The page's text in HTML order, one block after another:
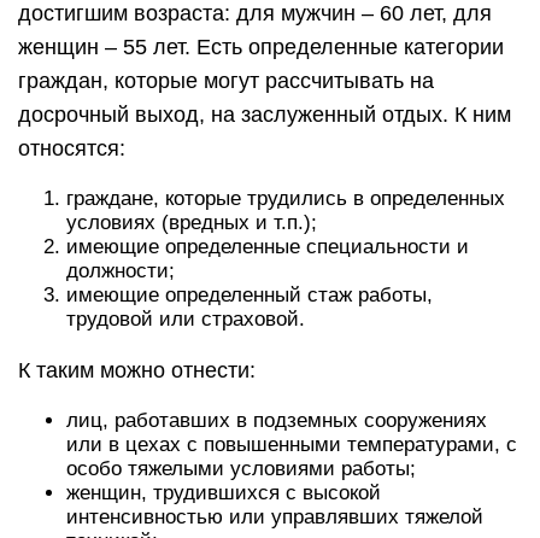
достигшим возраста: для мужчин – 60 лет, для
женщин – 55 лет. Есть определенные категории
граждан, которые могут рассчитывать на
досрочный выход, на заслуженный отдых. К ним
относятся:
граждане, которые трудились в определенных
условиях (вредных и т.п.);
имеющие определенные специальности и
должности;
имеющие определенный стаж работы,
трудовой или страховой.
К таким можно отнести:
лиц, работавших в подземных сооружениях
или в цехах с повышенными температурами, с
особо тяжелыми условиями работы;
женщин, трудившихся с высокой
интенсивностью или управлявших тяжелой